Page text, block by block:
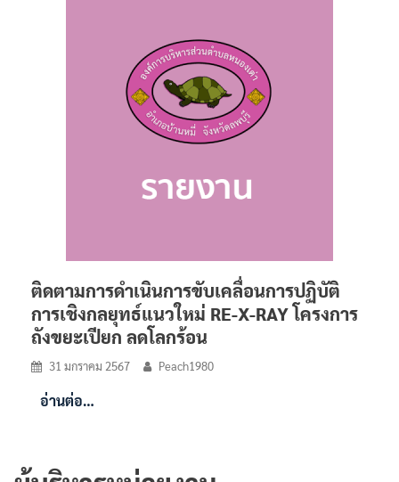
ติดตามการดำเนินการขับเคลื่อนการปฏิบัติ
การเชิงกลยุทธ์แนวใหม่ RE-X-RAY โครงการ
ถังขยะเปียก ลดโลกร้อน
31 มกราคม 2567 Peach1980
อ่านต่อ…